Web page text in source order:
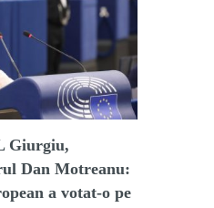
Giurgiu,
Dan Motreanu:
a votat-o pe